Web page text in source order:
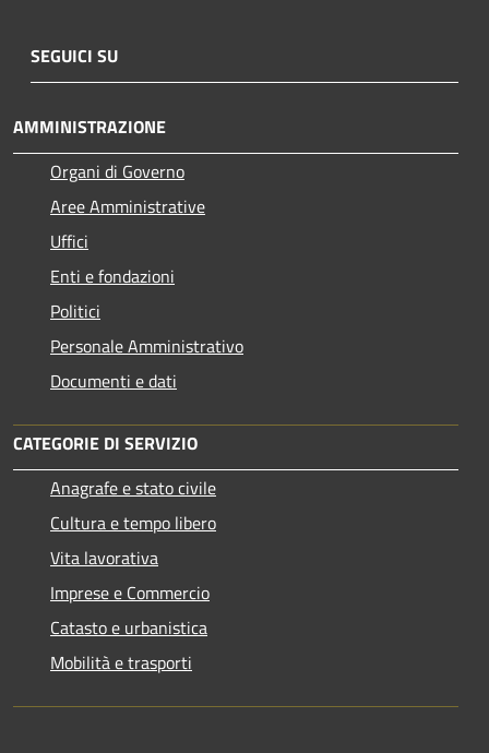
SEGUICI SU
AMMINISTRAZIONE
Organi di Governo
Aree Amministrative
Uffici
Enti e fondazioni
Politici
Personale Amministrativo
Documenti e dati
CATEGORIE DI SERVIZIO
Anagrafe e stato civile
Cultura e tempo libero
Vita lavorativa
Imprese e Commercio
Catasto e urbanistica
Mobilità e trasporti